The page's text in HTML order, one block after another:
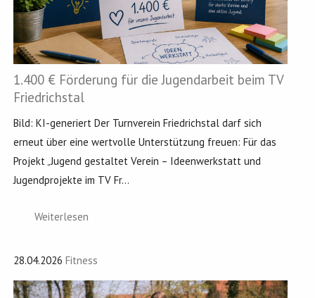
1.400 € Förderung für die Jugendarbeit beim TV
Friedrichstal
Bild: KI-generiert Der Turnverein Friedrichstal darf sich
erneut über eine wertvolle Unterstützung freuen: Für das
Projekt „Jugend gestaltet Verein – Ideenwerkstatt und
Jugendprojekte im TV Fr...
Weiterlesen
28.04.2026 Fitness